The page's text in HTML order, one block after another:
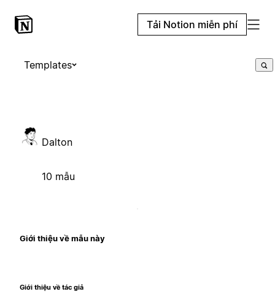
Tải Notion miễn phí
Templates
Dalton
10 mẫu
Giới thiệu về mẫu này
Giới thiệu về tác giả